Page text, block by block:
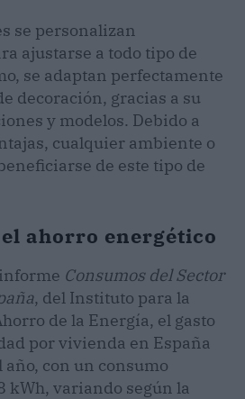
se personalizan
ajustarse a todo tipo de
se adaptan perfectamente
decoración, gracias a su
y modelos. Debido a
cualquier ambiente o
de este tipo de
ahorro energético
Consumos del Sector
, del Instituto para la
de la Energía, el gasto
por vivienda en España
año, con un consumo
kWh, variando según la